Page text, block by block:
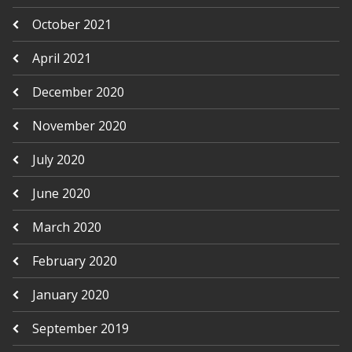
October 2021
April 2021
December 2020
November 2020
July 2020
June 2020
March 2020
February 2020
January 2020
September 2019